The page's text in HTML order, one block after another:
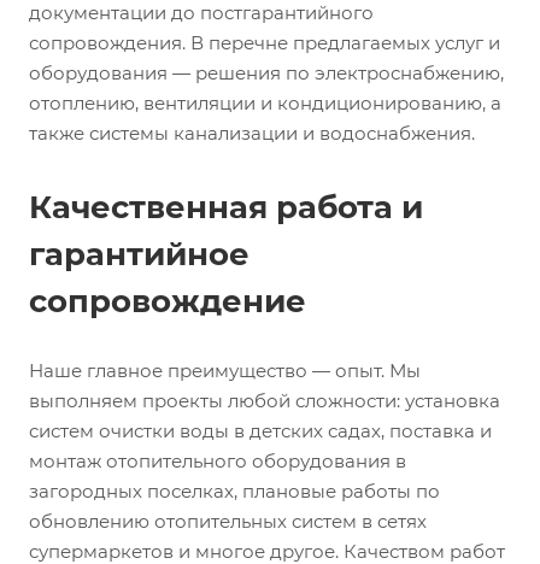
документации до постгарантийного
сопровождения. В перечне предлагаемых услуг и
оборудования — решения по электроснабжению,
отоплению, вентиляции и кондиционированию, а
также системы канализации и водоснабжения.
Качественная работа и
гарантийное
сопровождение
Наше главное преимущество — опыт. Мы
выполняем проекты любой сложности: установка
систем очистки воды в детских садах, поставка и
монтаж отопительного оборудования в
загородных поселках, плановые работы по
обновлению отопительных систем в сетях
супермаркетов и многое другое. Качеством работ